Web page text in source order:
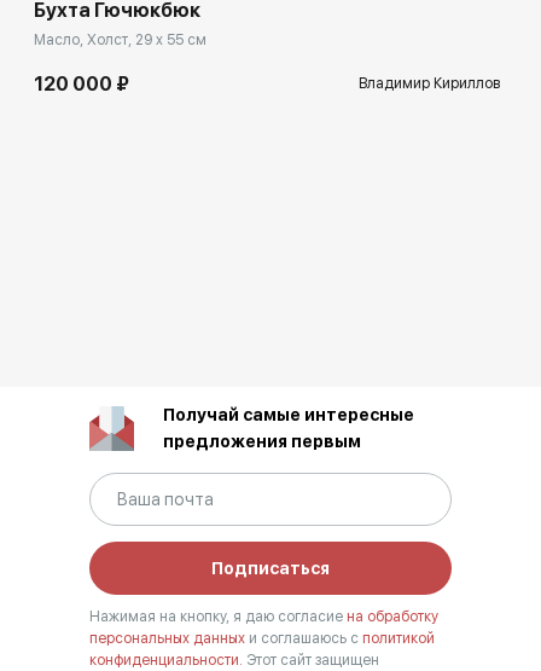
Бухта Гючюкбюк
Масло, Холст, 29 x 55 см
120 000 ₽ Владимир Кириллов
Получай самые интересные
предложения первым
Подписаться
Нажимая на кнопку, я даю согласие на обработку
персональных данных и соглашаюсь с политикой
конфиденциальности. Этот сайт защищен